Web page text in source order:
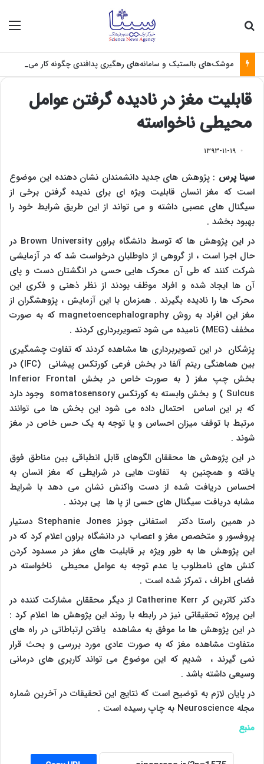
موشک‌های بالستیک و سامانه‌های رهگیری پدافندی چگونه کار می کنند؟
قابلیت مغز در نادیده گرفتن عوامل
محیطی ناخواسته
۱۳۹۳-۱۱-۱۹
سینا پرس : پژوهش های جدید دانشمندان نشان دهنده این موضوع
است که مغز انسان قابلیت ویژه ای برای ندیده گرفتن برخی از
سیگنال های عصبی داشته و می تواند از این طریق شرایط خود را
بهبود بخشد .
در این پژوهش ها که توسط دانشگاه براونBrown University در
حال اجرا است ، از گروهی از داوطلبان درخواست شد که در آزمایشی
شرکت کنند که طی آن محرک هایی حسی در انگشتان دست و پای
آن ها ایجاد شده و افراد موظف بودند از نظر ذهنی و فکری این
محرک ها را نادیده بگیرند . همزمان با این آزمایش ، پژوهشگران از
مغز این افراد به روشmagnetoencephalography که به صورت
مخفف (MEG) نامیده می شود تصویربرداری کردند .
پزشکان در این تصویربرداری ها مشاهده کردند که تفاوت چشمگیری
بین هماهنگی ریتم آلفا در بخش فرعی کورتکس پیشانی (IFC) در
بخش چپ مغز ( به صورت خاص در بخش Inferior Frontal
Sulcus ) و بخش وابسته به کورتکسsomatosensory وجود دارد
که بر این اساس احتمال داده می شود این بخش ها می توانند
مرتبط با توقف میزان احساس و یا توجه به یک حس خاص در مغز
شوند .
در این پژوهش ها محققان الگوهای قابل انطباقی بین مناطق فوق
یافته و همچنین به تفاوت هایی در شرایطی که مغز انسان به
احساس دریافت شده از دست واکنش نشان می دهد با شرایط
مشابه دریافت سیگنال های حسی از پا ها پی بردند .
در همین راستا دکتر استفانی جونز Stephanie Jones دستیار
پروفسور و متخصص مغز و اعصاب در دانشگاه براون اعلام کرد که در
این پژوهش ها به طور ویژه بر قابلیت های مغز در مسدود کردن
کنش های نامطلوب یا عدم توجه به عوامل محیطی ناخواسته در
فضای اطراف ، تمرکز شده است .
دکتر کاترین کر Catherine Kerr از دیگر محققان مشارکت کننده در
این پروژه تحقیقاتی نیز در رابطه با روند این پژوهش ها اعلام کرد :
در این پژوهش ها ما موفق به مشاهده یافتن ارتباطاتی در راه های
متفاوت مشاهده مغز که به صورت عادی مورد بررسی و بحث قرار
نمی گیرند ، شدیم که این موضوع می تواند کاربری های درمانی
وسیعی داشته باشد .
در پایان لازم به توضیح است که نتایج این تحقیقات در آخرین شماره
مجله Neuroscience به چاپ رسیده است .
منبع